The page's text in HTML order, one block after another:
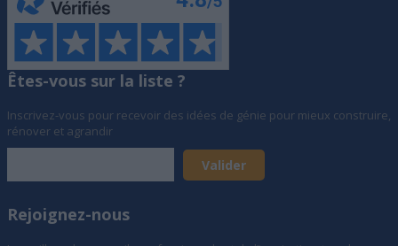
Êtes-vous sur la liste ?
Inscrivez-vous pour recevoir des idées de génie pour mieux construire,
rénover et agrandir
Rejoignez-nous